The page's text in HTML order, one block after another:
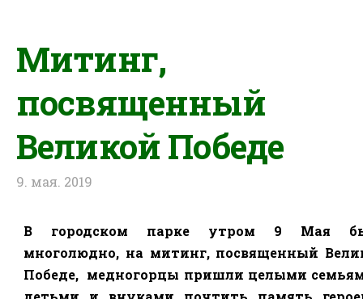
Митинг,
посвященный
Великой Победе
9. мая. 2019
В городском парке утром 9 Мая
многолюдно, на митинг, посвященный
Победе, медногорцы пришли целыми